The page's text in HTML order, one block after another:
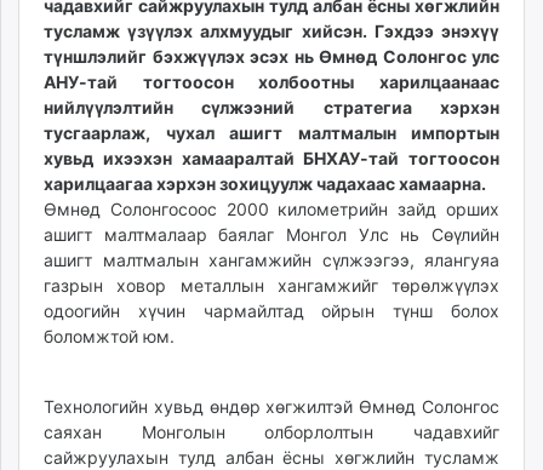
shudarga.mn
shuurhai.mn
unuudur.mn
isee.mn
mglradio.com
fact.mn
itoim.mn
tumen.mn
shuum.mn
times.mn
tvmongolia.mn
assa.mn
toim.mn
чадавхийг сайжруулахын тулд албан ёсны хөгжлийн
тусламж үзүүлэх алхмуудыг хийсэн. Гэхдээ энэхүү
түншлэлийг бэхжүүлэх эсэх нь Өмнөд Солонгос улс
АНУ-тай тогтоосон холбоотны харилцаанаас
нийлүүлэлтийн сүлжээний стратегиа хэрхэн
тусгаарлаж, чухал ашигт малтмалын импортын
хувьд ихээхэн хамааралтай БНХАУ-тай тогтоосон
харилцаагаа хэрхэн зохицуулж чадахаас хамаарна.
Өмнөд Солонгосоос 2000 километрийн зайд орших
ашигт малтмалаар баялаг Монгол Улс нь Сөүлийн
ашигт малтмалын хангамжийн сүлжээгээ, ялангуяа
газрын ховор металлын хангамжийг төрөлжүүлэх
одоогийн хүчин чармайлтад ойрын түнш болох
боломжтой юм.
Технологийн хувьд өндөр хөгжилтэй Өмнөд Солонгос
саяхан Монголын олборлолтын чадавхийг
сайжруулахын тулд албан ёсны хөгжлийн тусламж